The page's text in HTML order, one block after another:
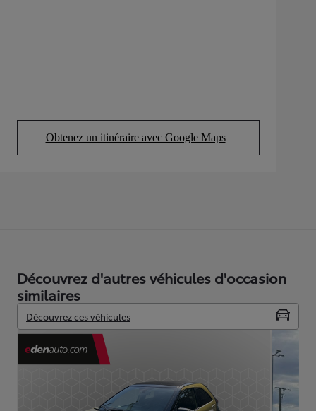
Obtenez un itinéraire avec Google Maps
(Opens in new tab)
Découvrez d'autres véhicules d'occasion
similaires
Découvrez ces véhicules